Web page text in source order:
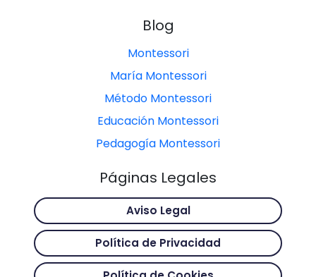
Blog
Montessori
María Montessori
Método Montessori
Educación Montessori
Pedagogía Montessori
Páginas Legales
Aviso Legal
Política de Privacidad